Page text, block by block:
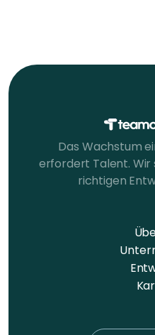
Das Wachstum
erfordert Talent. Wir
richtigen